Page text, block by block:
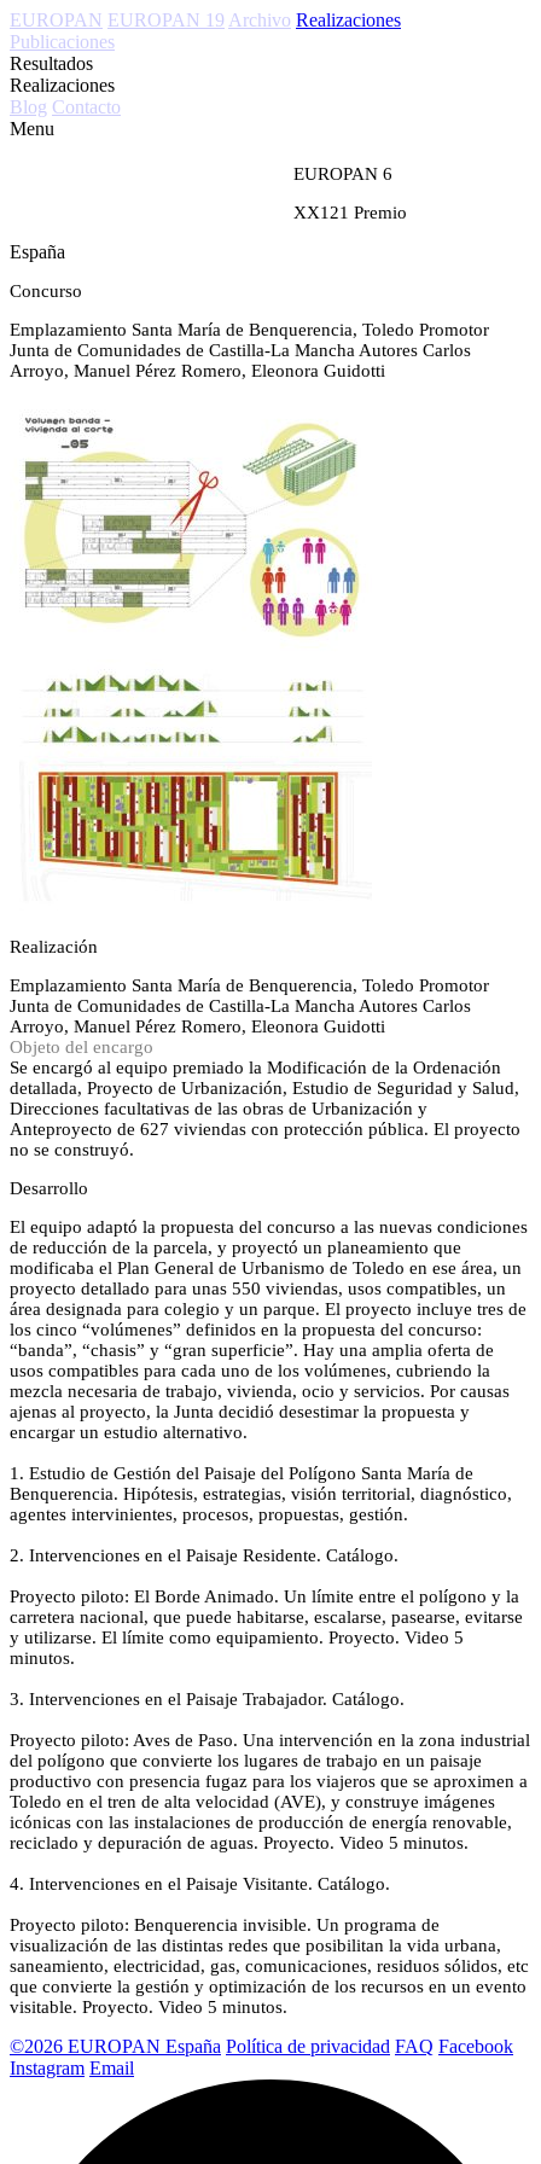
EUROPAN EUROPAN 19 Archivo Realizaciones
Publicaciones
Resultados
Realizaciones
Blog Contacto
Menu
EUROPAN 6
XX121 Premio
España
Concurso
Emplazamiento Santa María de Benquerencia, Toledo Promotor
Junta de Comunidades de Castilla-La Mancha Autores Carlos
Arroyo, Manuel Pérez Romero, Eleonora Guidotti
Realización
Emplazamiento Santa María de Benquerencia, Toledo Promotor
Junta de Comunidades de Castilla-La Mancha Autores Carlos
Arroyo, Manuel Pérez Romero, Eleonora Guidotti
Objeto del encargo
Se encargó al equipo premiado la Modificación de la Ordenación
detallada, Proyecto de Urbanización, Estudio de Seguridad y Salud,
Direcciones facultativas de las obras de Urbanización y
Anteproyecto de 627 viviendas con protección pública. El proyecto
no se construyó.
Desarrollo
El equipo adaptó la propuesta del concurso a las nuevas condiciones
de reducción de la parcela, y proyectó un planeamiento que
modificaba el Plan General de Urbanismo de Toledo en ese área, un
proyecto detallado para unas 550 viviendas, usos compatibles, un
área designada para colegio y un parque. El proyecto incluye tres de
los cinco “volúmenes” definidos en la propuesta del concurso:
“banda”, “chasis” y “gran superficie”. Hay una amplia oferta de
usos compatibles para cada uno de los volúmenes, cubriendo la
mezcla necesaria de trabajo, vivienda, ocio y servicios. Por causas
ajenas al proyecto, la Junta decidió desestimar la propuesta y
encargar un estudio alternativo.
1. Estudio de Gestión del Paisaje del Polígono Santa María de
Benquerencia. Hipótesis, estrategias, visión territorial, diagnóstico,
agentes intervinientes, procesos, propuestas, gestión.
2. Intervenciones en el Paisaje Residente. Catálogo.
Proyecto piloto: El Borde Animado. Un límite entre el polígono y la
carretera nacional, que puede habitarse, escalarse, pasearse, evitarse
y utilizarse. El límite como equipamiento. Proyecto. Video 5
minutos.
3. Intervenciones en el Paisaje Trabajador. Catálogo.
Proyecto piloto: Aves de Paso. Una intervención en la zona industrial
del polígono que convierte los lugares de trabajo en un paisaje
productivo con presencia fugaz para los viajeros que se aproximen a
Toledo en el tren de alta velocidad (AVE), y construye imágenes
icónicas con las instalaciones de producción de energía renovable,
reciclado y depuración de aguas. Proyecto. Video 5 minutos.
4. Intervenciones en el Paisaje Visitante. Catálogo.
Proyecto piloto: Benquerencia invisible. Un programa de
visualización de las distintas redes que posibilitan la vida urbana,
saneamiento, electricidad, gas, comunicaciones, residuos sólidos, etc
que convierte la gestión y optimización de los recursos en un evento
visitable. Proyecto. Video 5 minutos.
©2026 EUROPAN España Política de privacidad FAQ Facebook
Instagram Email